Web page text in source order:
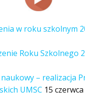
w roku szkolnym
Roku Szkolnego
– realizacja
UMSC 15